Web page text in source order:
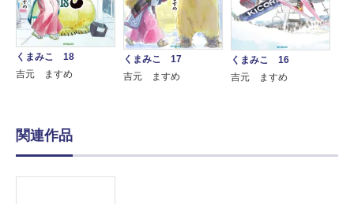
くまみこ 18
吉元 ますめ
くまみこ 17
吉元 ますめ
くまみこ 16
吉元 ますめ
関連作品